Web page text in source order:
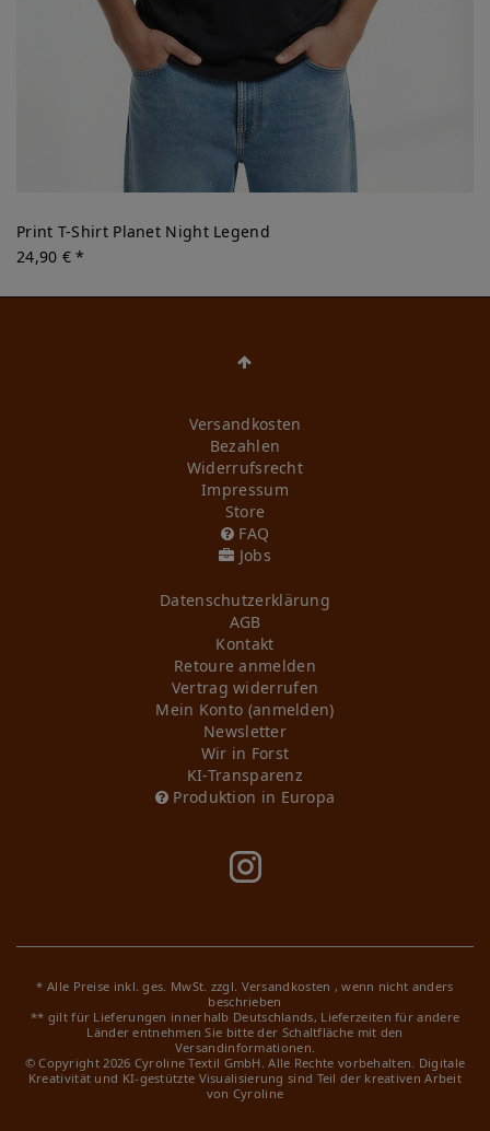
Print T-Shirt Planet Night Legend
24,90 € *
Versandkosten
Bezahlen
Widerrufs­recht
Impressum
Store
FAQ
Jobs
Daten­schutz­erklärung
AGB
Kontakt
Retoure anmelden
Vertrag widerrufen
Mein Konto (anmelden)
Newsletter
Wir in Forst
KI-Transparenz
Produktion in Europa
* Alle Preise inkl. ges. MwSt. zzgl. Versandkosten , wenn nicht anders
beschrieben
** gilt für Lieferungen innerhalb Deutschlands, Lieferzeiten für andere
Länder entnehmen Sie bitte der Schaltfläche mit den
Versandinformationen.
© Copyright 2026 Cyroline Textil GmbH. Alle Rechte vorbehalten. Digitale
Kreativität und KI-gestützte Visualisierung sind Teil der kreativen Arbeit
von Cyroline